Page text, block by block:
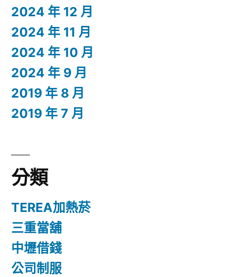
2024 年 12 月
2024 年 11 月
2024 年 10 月
2024 年 9 月
2019 年 8 月
2019 年 7 月
分類
TEREA加熱菸
三重當舖
中壢借錢
公司制服